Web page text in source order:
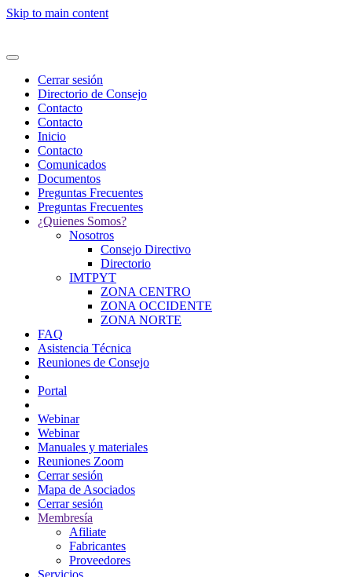
Skip to main content
Cerrar sesión
Directorio de Consejo
Contacto
Contacto
Inicio
Contacto
Comunicados
Documentos
Preguntas Frecuentes
Preguntas Frecuentes
¿Quienes Somos?
Nosotros
Consejo Directivo
Directorio
IMTPYT
ZONA CENTRO
ZONA OCCIDENTE
ZONA NORTE
FAQ
Asistencia Técnica
Reuniones de Consejo
Portal
Webinar
Webinar
Manuales y materiales
Reuniones Zoom
Cerrar sesión
Mapa de Asociados
Cerrar sesión
Membresía
Afiliate
Fabricantes
Proveedores
Servicios